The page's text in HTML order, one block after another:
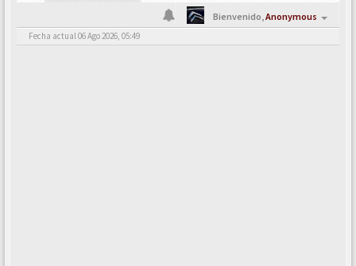
Bienvenido,Anonymous
Fecha actual 06 Ago 2026, 05:49